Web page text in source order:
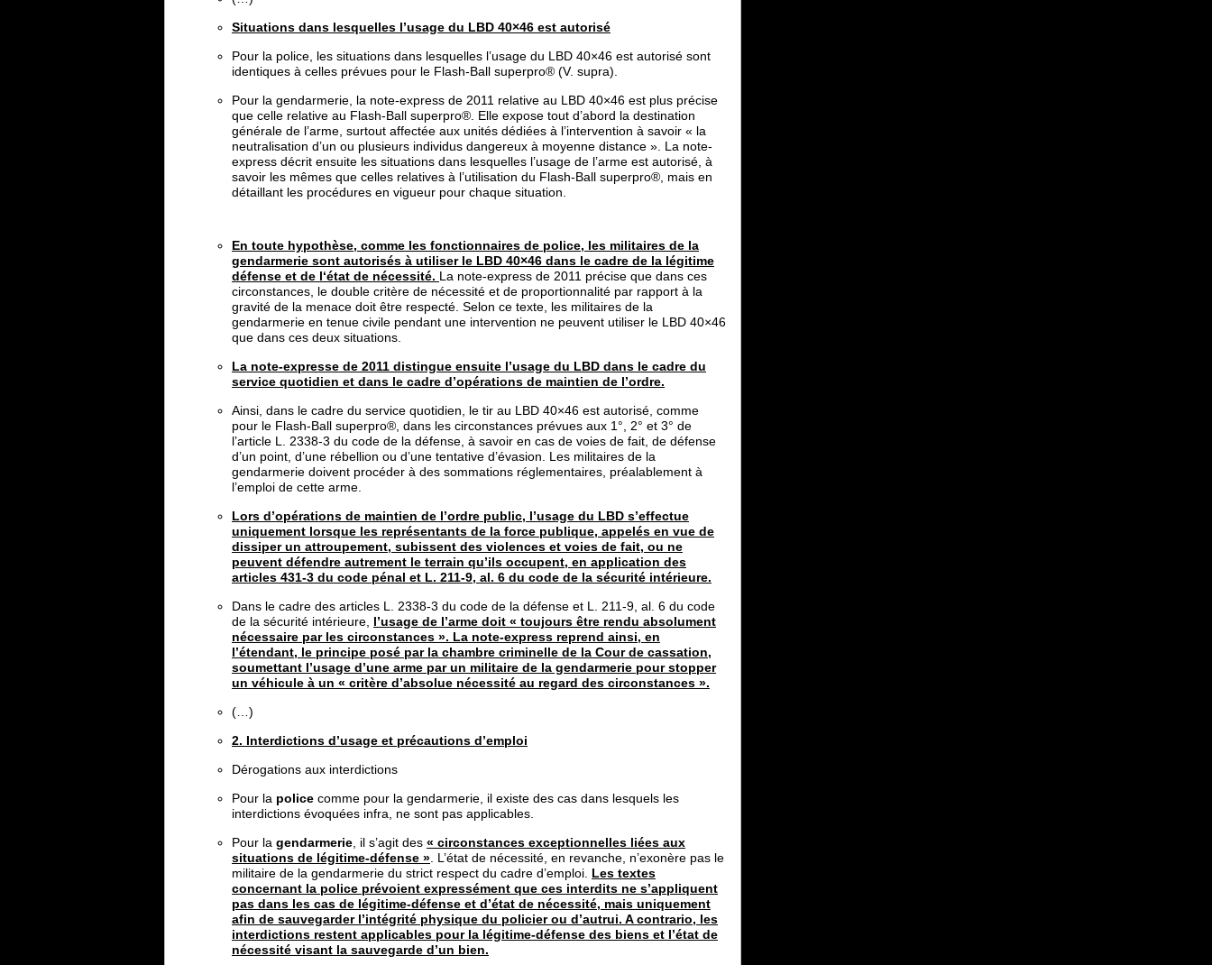
Situations dans lesquelles l’usage du LBD 40×46 est autorisé
Pour la police, les situations dans lesquelles l’usage du LBD 40×46 est autorisé sont
identiques à celles prévues pour le Flash-Ball superpro® (V. supra).
Pour la gendarmerie, la note-express de 2011 relative au LBD 40×46 est plus précise
que celle relative au Flash-Ball superpro®. Elle expose tout d’abord la destination
générale de l’arme, surtout affectée aux unités dédiées à l’intervention à savoir « la
neutralisation d’un ou plusieurs individus dangereux à moyenne distance ». La note-
express décrit ensuite les situations dans lesquelles l’usage de l’arme est autorisé, à
savoir les mêmes que celles relatives à l’utilisation du Flash-Ball superpro®, mais en
détaillant les procédures en vigueur pour chaque situation.
En toute hypothèse, comme les fonctionnaires de police, les militaires de la
gendarmerie sont autorisés à utiliser le LBD 40×46 dans le cadre de la légitime
défense et de l‘état de nécessité. La note-express de 2011 précise que dans ces
circonstances, le double critère de nécessité et de proportionnalité par rapport à la
gravité de la menace doit être respecté. Selon ce texte, les militaires de la
gendarmerie en tenue civile pendant une intervention ne peuvent utiliser le LBD 40×46
que dans ces deux situations.
La note-expresse de 2011 distingue ensuite l’usage du LBD dans le cadre du
service quotidien et dans le cadre d’opérations de maintien de l’ordre.
Ainsi, dans le cadre du service quotidien, le tir au LBD 40×46 est autorisé, comme
pour le Flash-Ball superpro®, dans les circonstances prévues aux 1°, 2° et 3° de
l’article L. 2338-3 du code de la défense, à savoir en cas de voies de fait, de défense
d’un point, d’une rébellion ou d’une tentative d’évasion. Les militaires de la
gendarmerie doivent procéder à des sommations réglementaires, préalablement à
l’emploi de cette arme.
Lors d’opérations de maintien de l’ordre public, l’usage du LBD s’effectue
uniquement lorsque les représentants de la force publique, appelés en vue de
dissiper un attroupement, subissent des violences et voies de fait, ou ne
peuvent défendre autrement le terrain qu’ils occupent, en application des
articles 431-3 du code pénal et L. 211-9, al. 6 du code de la sécurité intérieure.
Dans le cadre des articles L. 2338-3 du code de la défense et L. 211-9, al. 6 du code
de la sécurité intérieure, l’usage de l’arme doit « toujours être rendu absolument
nécessaire par les circonstances ». La note-express reprend ainsi, en
l’étendant, le principe posé par la chambre criminelle de la Cour de cassation,
soumettant l’usage d’une arme par un militaire de la gendarmerie pour stopper
un véhicule à un « critère d’absolue nécessité au regard des circonstances ».
(…)
2. Interdictions d’usage et précautions d’emploi
Dérogations aux interdictions
Pour la police comme pour la gendarmerie, il existe des cas dans lesquels les
interdictions évoquées infra, ne sont pas applicables.
Pour la gendarmerie , il s’agit des « circonstances exceptionnelles liées aux
situations de légitime-défense » . L’état de nécessité, en revanche, n’exonère pas le
militaire de la gendarmerie du strict respect du cadre d’emploi. Les textes
concernant la police prévoient expressément que ces interdits ne s’appliquent
pas dans les cas de légitime-défense et d’état de nécessité, mais uniquement
afin de sauvegarder l’intégrité physique du policier ou d’autrui. A contrario, les
interdictions restent applicables pour la légitime-défense des biens et l’état de
nécessité visant la sauvegarde d’un bien.